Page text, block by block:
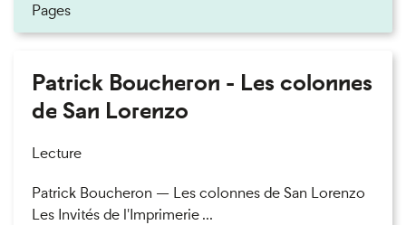
Pages
Patrick Boucheron - Les colonnes
de San Lorenzo
Lecture
Patrick Boucheron — Les colonnes de San Lorenzo
Les Invités de l'Imprimerie ...